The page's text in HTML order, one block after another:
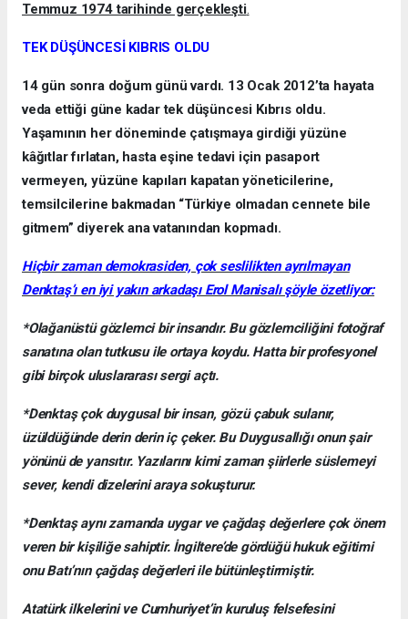
Temmuz 1974 tarihinde gerçekleşti.
TEK DÜŞÜNCESİ KIBRIS OLDU
14 gün sonra doğum günü vardı. 13 Ocak 2012’ta hayata
veda ettiği güne kadar tek düşüncesi Kıbrıs oldu.
Yaşamının her döneminde çatışmaya girdiği yüzüne
kâğıtlar fırlatan, hasta eşine tedavi için pasaport
vermeyen, yüzüne kapıları kapatan yöneticilerine,
temsilcilerine bakmadan “Türkiye olmadan cennete bile
gitmem” diyerek ana vatanından kopmadı.
Hiçbir zaman demokrasiden, çok seslilikten ayrılmayan
Denktaş’ı en iyi yakın arkadaşı Erol Manisalı şöyle özetliyor:
*Olağanüstü gözlemci bir insandır. Bu gözlemciliğini fotoğraf
sanatına olan tutkusu ile ortaya koydu. Hatta bir profesyonel
gibi birçok uluslararası sergi açtı.
*Denktaş çok duygusal bir insan, gözü çabuk sulanır,
üzüldüğünde derin derin iç çeker. Bu Duygusallığı onun şair
yönünü de yansıtır. Yazılarını kimi zaman şiirlerle süslemeyi
sever, kendi dizelerini araya sokuşturur.
*Denktaş aynı zamanda uygar ve çağdaş değerlere çok önem
veren bir kişiliğe sahiptir. İngiltere’de gördüğü hukuk eğitimi
onu Batı’nın çağdaş değerleri ile bütünleştirmiştir.
Atatürk ilkelerini ve Cumhuriyet’in kuruluş felsefesini